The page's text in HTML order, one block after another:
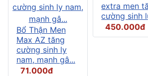
Bổ Thận Men
Max AZ tăng
cường sinh ly
nam, mạnh gâ...
71.000đ
extra men
cường sinh
450.000đ